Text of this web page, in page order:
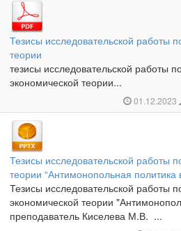
Тезисы исследовательской работы
теории
тезисы исследовательской работы
экономической теории...
01.12.2023
Тезисы исследовательской работы
теории “Антимонопольная политика
Тезисы исследовательской работы
экономической теории
преподаватель Киселева М.В. ...